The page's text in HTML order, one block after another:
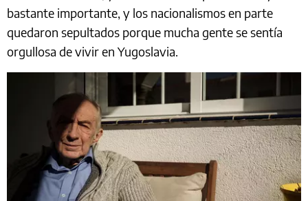
bastante importante, y los nacionalismos en parte
quedaron sepultados porque mucha gente se sentía
orgullosa de vivir en Yugoslavia.